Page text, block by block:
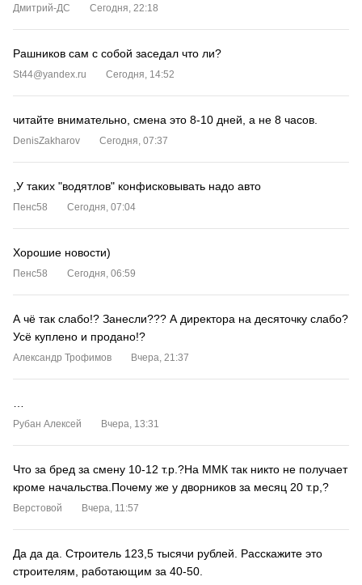
Дмитрий-ДС Сегодня, 22:18
Рашников сам с собой заседал что ли?
St44@yandex.ru Сегодня, 14:52
читайте внимательно, смена это 8-10 дней, а не 8 часов.
DenisZakharov Сегодня, 07:37
,У таких "водятлов" конфисковывать надо авто
Пенс58 Сегодня, 07:04
Хорошие новости)
Пенс58 Сегодня, 06:59
А чё так слабо!? Занесли??? А директора на десяточку слабо?
Усё куплено и продано!?
Александр Трофимов Вчера, 21:37
Рубан Алексей Вчера, 13:31
Что за бред за смену 10-12 т.р.?На ММК так никто не получает
кроме начальства.Почему же у дворников за месяц 20 т.р,?
Верстовой Вчера, 11:57
Да да да. Строитель 123,5 тысячи рублей. Расскажите это
строителям, работающим за 40-50.